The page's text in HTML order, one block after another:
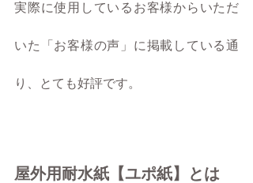
実際に使用しているお客様からいただ
いた「お客様の声」に掲載している通
り、とても好評です。
屋外用耐水紙【ユポ紙】とは